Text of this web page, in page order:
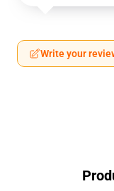
Write your